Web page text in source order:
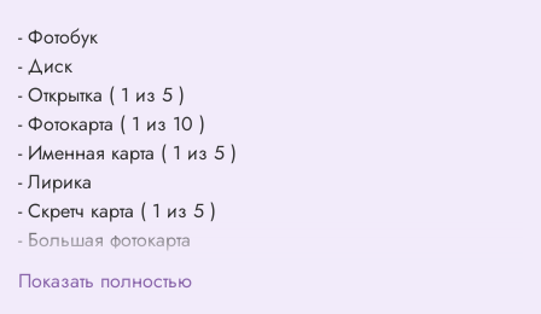
- Фотобук
- Диск
- Открытка ( 1 из 5 )
- Фотокарта ( 1 из 10 )
- Именная карта ( 1 из 5 )
- Лирика
- Скретч карта ( 1 из 5 )
- Большая фотокарта
Показать полностью